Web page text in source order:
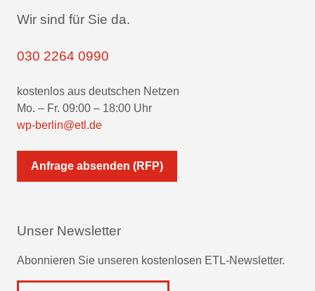
Wir sind für Sie da.
030 2264 0990
kostenlos aus deutschen Netzen
Mo. – Fr. 09:00 – 18:00 Uhr
wp-berlin@etl.de
Anfrage absenden (RFP)
Unser Newsletter
Abonnieren Sie unseren kostenlosen ETL-Newsletter.